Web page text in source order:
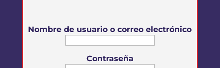
Nombre de usuario o correo electrónico
Contraseña